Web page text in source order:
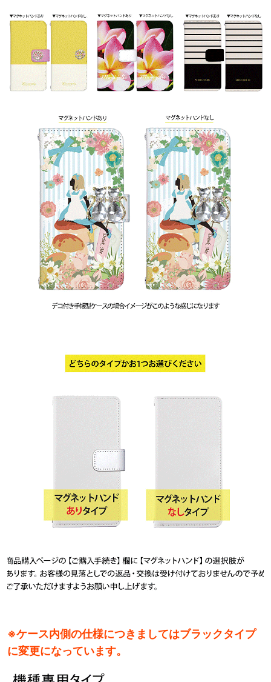
※ケース内側の仕様につきましてはブラックタイプ
に変更になっています。